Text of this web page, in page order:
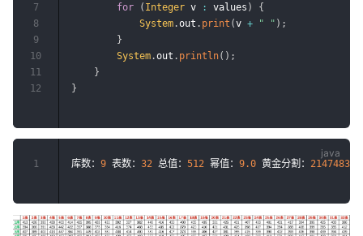
for
( Integer v : values )
{
System .out . print (v + " " ) ;
}
System .out . println( ) ;
}
}
7
8
9
10
11
12
库数： 9 表数： 32 总值： 512 幂值： 9.0 黄金分割：
1